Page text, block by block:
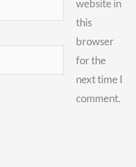
website in
this
browser
for the
next time I
comment.